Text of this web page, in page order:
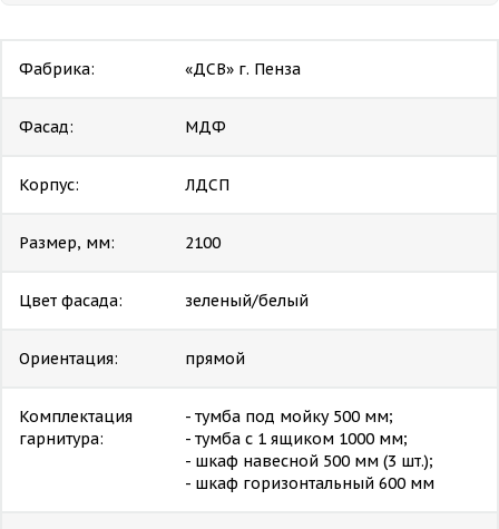
Фабрика: «ДСВ» г. Пенза
Фасад: МДФ
Корпус: ЛДСП
Размер, мм: 2100
Цвет фасада: зеленый/белый
Ориентация: прямой
Комплектация
гарнитура:
- тумба под мойку 500 мм;
- тумба с 1 ящиком 1000 мм;
- шкаф навесной 500 мм (3 шт.);
- шкаф горизонтальный 600 мм